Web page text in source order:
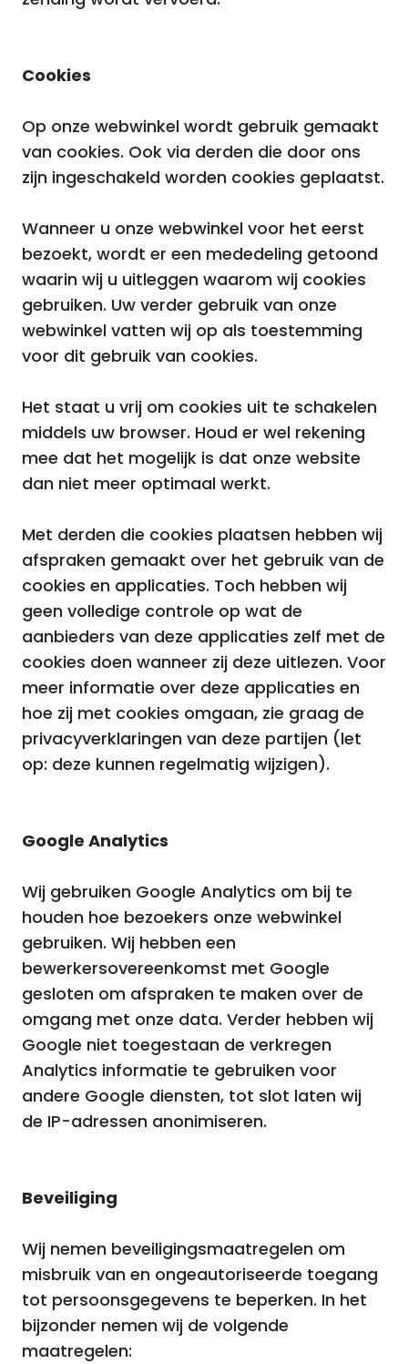
Cookies
Op onze webwinkel wordt gebruik gemaakt
van cookies. Ook via derden die door ons
zijn ingeschakeld worden cookies geplaatst.
Wanneer u onze webwinkel voor het eerst
bezoekt, wordt er een mededeling getoond
waarin wij u uitleggen waarom wij cookies
gebruiken. Uw verder gebruik van onze
webwinkel vatten wij op als toestemming
voor dit gebruik van cookies.
Het staat u vrij om cookies uit te schakelen
middels uw browser. Houd er wel rekening
mee dat het mogelijk is dat onze website
dan niet meer optimaal werkt.
Met derden die cookies plaatsen hebben wij
afspraken gemaakt over het gebruik van de
cookies en applicaties. Toch hebben wij
geen volledige controle op wat de
aanbieders van deze applicaties zelf met de
cookies doen wanneer zij deze uitlezen. Voor
meer informatie over deze applicaties en
hoe zij met cookies omgaan, zie graag de
privacyverklaringen van deze partijen (let
op: deze kunnen regelmatig wijzigen).
Google Analytics
Wij gebruiken Google Analytics om bij te
houden hoe bezoekers onze webwinkel
gebruiken. Wij hebben een
bewerkersovereenkomst met Google
gesloten om afspraken te maken over de
omgang met onze data. Verder hebben wij
Google niet toegestaan de verkregen
Analytics informatie te gebruiken voor
andere Google diensten, tot slot laten wij
de IP-adressen anonimiseren.
Beveiliging
Wij nemen beveiligingsmaatregelen om
misbruik van en ongeautoriseerde toegang
tot persoonsgegevens te beperken. In het
bijzonder nemen wij de volgende
maatregelen: